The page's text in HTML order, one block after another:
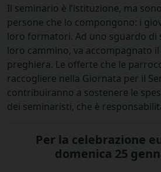
Il seminario è l’istituzione, ma
persone che lo compongono: i
loro formatori. Ad uno sguardo di
loro cammino, va accompagnato
preghiera. Le offerte che le
raccogliere nella Giornata per il
contribuiranno a sostenere le
dei seminaristi, che è
Per la celebrazione
domenica 25